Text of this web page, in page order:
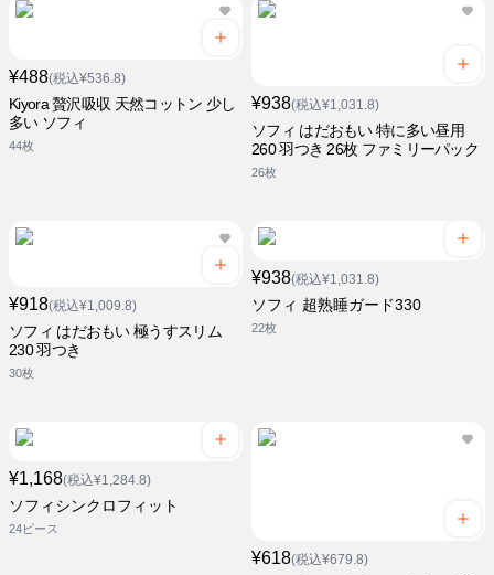
¥488(税込¥536.8)
Kiyora 贅沢吸収 天然コットン 少し
多い ソフィ
44枚
¥938(税込¥1,031.8)
ソフィ はだおもい 特に多い昼用
260 羽つき 26枚 ファミリーパック
26枚
¥918(税込¥1,009.8)
ソフィ はだおもい 極うすスリム
230 羽つき
30枚
¥938(税込¥1,031.8)
ソフィ 超熟睡ガード330
22枚
¥1,168(税込¥1,284.8)
ソフィシンクロフィット
24ピース
¥618(税込¥679.8)